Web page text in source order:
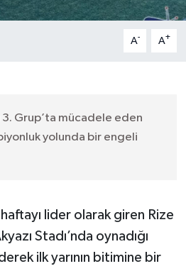
A- A+
Grup’ta mücadele eden
yolunda bir engeli
haftayı lider olarak giren Rize
Stadı’nda oynadığı
ilk yarının bitimine bir